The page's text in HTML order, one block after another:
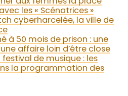
aux femmes la place
les « Scénatrices »
cyberharcelée, la ville de
à 50 mois de prison : une
affaire loin d’être close
festival de musique : les
la programmation des